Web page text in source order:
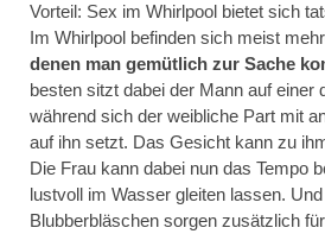
Vorteil: Sex im Whirlpool bietet sich
Im Whirlpool befinden sich meist
denen man gemütlich zur Sache
besten sitzt dabei der Mann auf einer
während sich der weibliche Part mit
auf ihn setzt. Das Gesicht kann zu
Die Frau kann dabei nun das Tempo
lustvoll im Wasser gleiten lassen.
Blubberbläschen sorgen zusätzlich